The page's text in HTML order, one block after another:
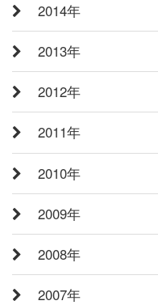
2014年
2013年
2012年
2011年
2010年
2009年
2008年
2007年